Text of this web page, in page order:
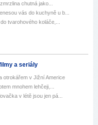
chutná jako...
vás do kuchyně u b...
tvarohového koláče,...
a seriály
otrokářem v Jižní Americe
mnohem lehčeji,...
v létě jsou jen pá...